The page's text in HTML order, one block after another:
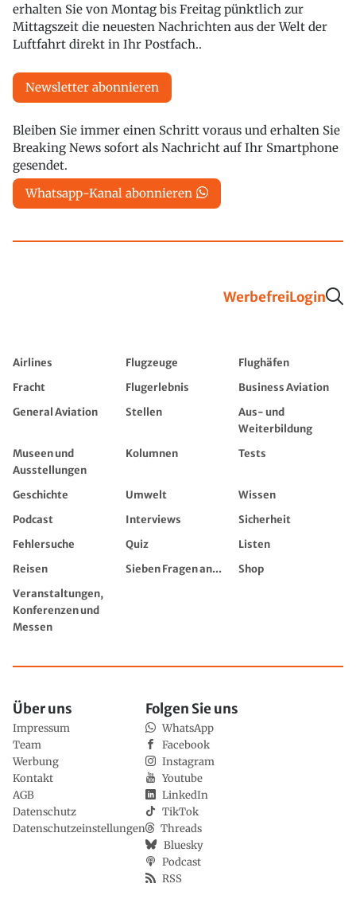
erhalten Sie von Montag bis Freitag pünktlich zur
Mittagszeit die neuesten Nachrichten aus der Welt der
Luftfahrt direkt in Ihr Postfach..
Newsletter abonnieren
Bleiben Sie immer einen Schritt voraus und erhalten Sie
Breaking News sofort als Nachricht auf Ihr Smartphone
gesendet.
Whatsapp-Kanal abonnieren
WerbefreiLogin
Airlines Flugzeuge
Flughäfen
Fracht
Flugerlebnis
Business Aviation
General Aviation
Stellen
Aus- und
Weiterbildung
Museen und
Ausstellungen
Kolumnen Tests
Geschichte Umwelt
Wissen
Podcast
Interviews
Sicherheit
Fehlersuche
Quiz
Listen
Reisen
Sieben Fragen an...
Shop
Veranstaltungen,
Konferenzen und
Messen
Über uns
Impressum
Team
Werbung
Kontakt
AGB
Datenschutz
Datenschutzeinstellungen
Folgen Sie uns
WhatsApp
Facebook
Instagram
Youtube
LinkedIn
TikTok
Threads
Bluesky
Podcast
RSS